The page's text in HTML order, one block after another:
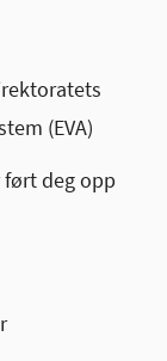
(EVA)
deg opp